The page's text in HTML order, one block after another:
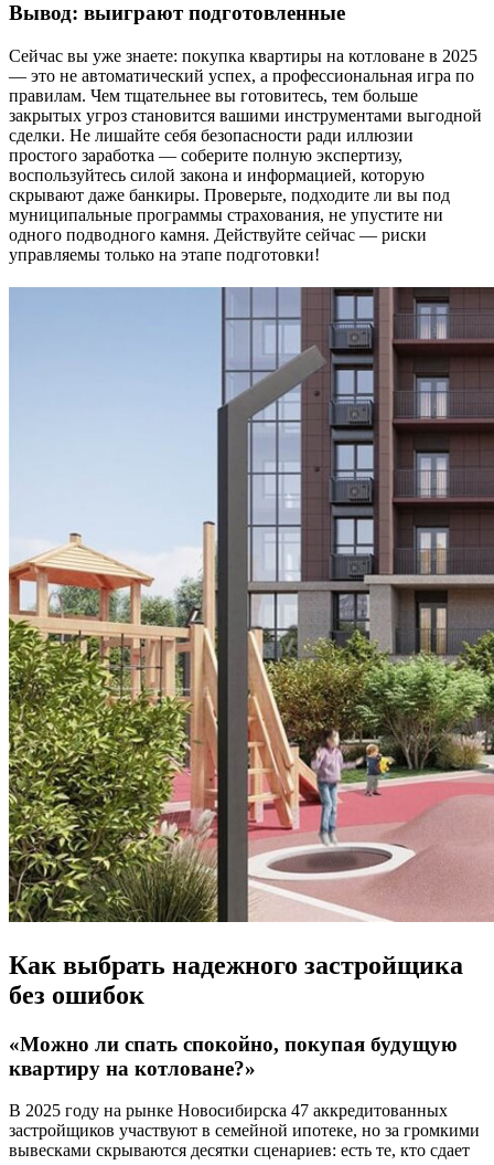
Вывод: выиграют подготовленные
Сейчас вы уже знаете: покупка квартиры на котловане в 2025
— это не автоматический успех, а профессиональная игра по
правилам. Чем тщательнее вы готовитесь, тем больше
закрытых угроз становится вашими инструментами выгодной
сделки. Не лишайте себя безопасности ради иллюзии
простого заработка — соберите полную экспертизу,
воспользуйтесь силой закона и информацией, которую
скрывают даже банкиры. Проверьте, подходите ли вы под
муниципальные программы страхования, не упустите ни
одного подводного камня. Действуйте сейчас — риски
управляемы только на этапе подготовки!
Как выбрать надежного застройщика
без ошибок
«Можно ли спать спокойно, покупая будущую
квартиру на котловане?»
В 2025 году на рынке Новосибирска 47 аккредитованных
застройщиков участвуют в семейной ипотеке, но за громкими
вывесками скрываются десятки сценариев: есть те, кто сдает